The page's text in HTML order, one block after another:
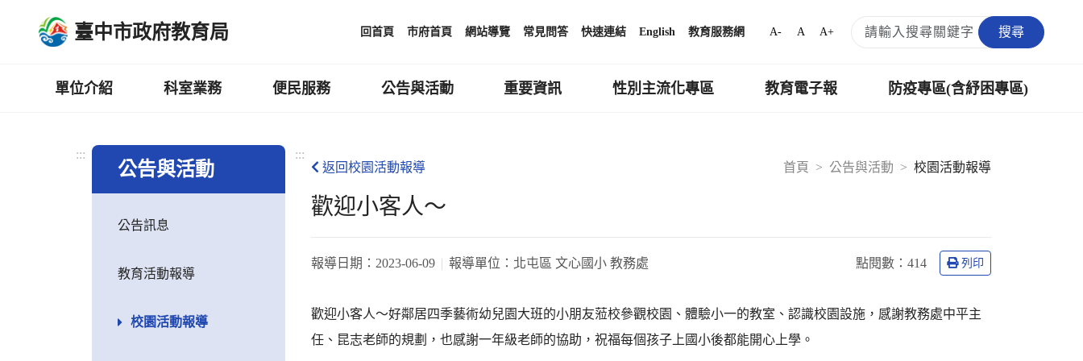
臺中市政府教育局 回首頁 市府首頁 網站導覽 常見問答 快速連結 English 教育服務網 A- A A+ 搜尋
單位介紹 科室業務 便民服務 公告與活動 重要資訊 性別主流化專區 教育電子報 防疫專區(含紓困專區)
:::
公告與活動
公告訊息
教育活動報導
校園活動報導
:::
首頁
公告與活動 校園活動報導
返回校園活動報導
歡迎小客人～
報導日期： 2023-06-09 報導單位： 北屯區 文心國小 教務處 點閱數： 414 列印
歡迎小客人～好鄰居四季藝術幼兒園大班的小朋友蒞校參觀校園、體驗小一的教室、認識校園設施，感謝教務處中平主
任、昆志老師的規劃，也感謝一年級老師的協助，祝福每個孩子上國小後都能開心上學。